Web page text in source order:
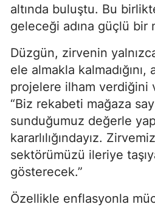
altında buluştu. Bu
geleceği adına güçlü bir
Düzgün, zirvenin
ele almakla kalmadığını,
projelere ilham verdiğini
“Biz rekabeti mağaza
sunduğumuz değerle
kararlılığındayız.
sektörümüzü ileriye
gösterecek.”
Özellikle enflasyonla